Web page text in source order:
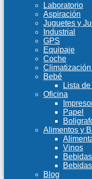
Laboratorio
Aspiración
Juguetes y
Industrial
GPS
Equipaje
Coche
Bebé
Lista
Oficina
Papel
Alimentos y
Vinos
Blog